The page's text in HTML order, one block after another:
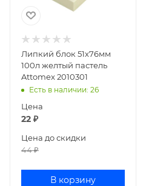
Липкий блок 51х76мм
100л желтый пастель
Attomex 2010301
Есть в наличии: 26
Цена
22 ₽
Цена до скидки
44₽
В корзину